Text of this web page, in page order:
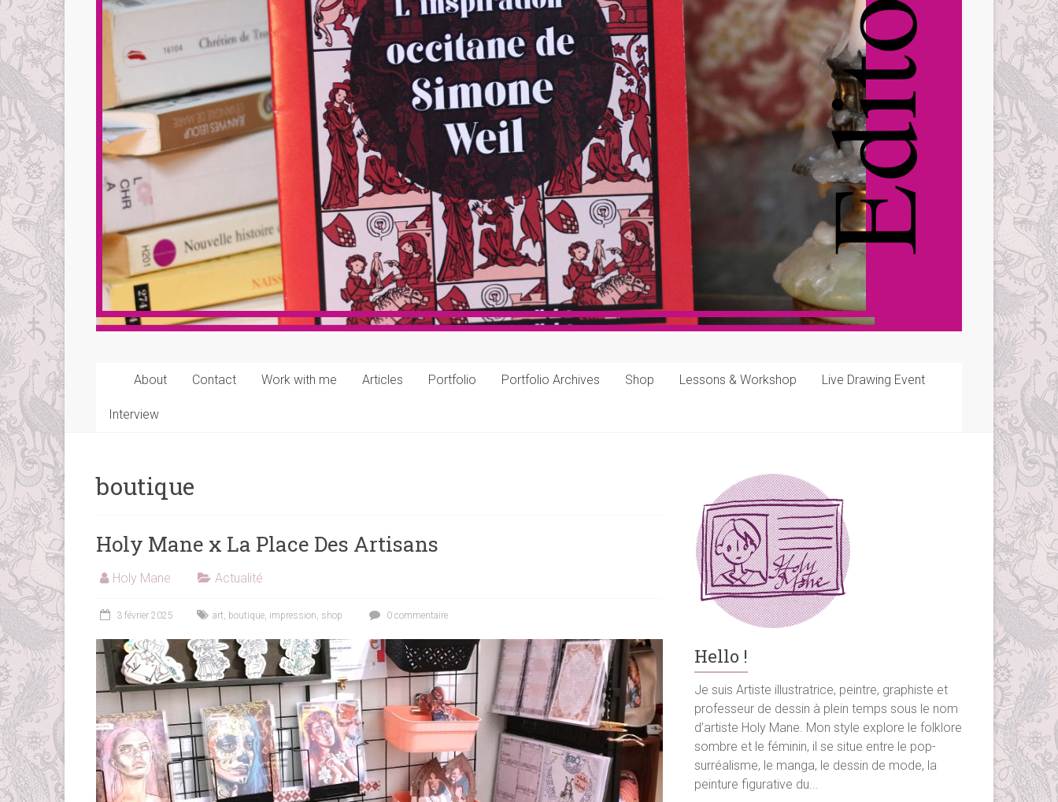
About Contact Work with me Articles Portfolio Portfolio Archives Shop Lessons & Workshop Live Drawing Event
Interview
boutique
Holy Mane x La Place Des Artisans
Holy Mane Actualité
3 février 2025 art, boutique, impression, shop 0 commentaire
Hello !
Je suis Artiste illustratrice, peintre, graphiste et
professeur de dessin à plein temps sous le nom
d’artiste Holy Mane. Mon style explore le folklore
sombre et le féminin, il se situe entre le pop-
surréalisme, le manga, le dessin de mode, la
peinture figurative du...